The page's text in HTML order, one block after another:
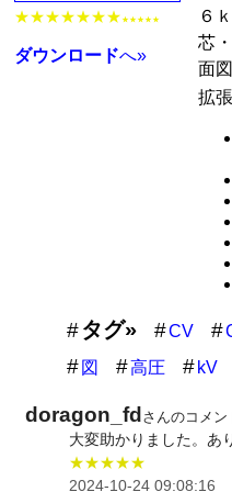
★★★★★★★ ★★★★★
ダウンロードへ»
６
芯
面
拡
タグ» CV
図
高圧 kV
doragon_fd さんのコメン
大変助かりました。あ
★★★★★
2024-10-24 09:08:16